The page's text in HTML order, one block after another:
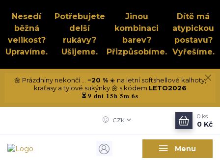
Nesedí
běžná
velikost?
Upravíme.
Potřebujete
delší
rukávy?
Ušijeme.
Jinou
kombinaci
barev?
Přizpůsobíme.
Dítě má
atypickou
postavu?
Vyřešíme.
🌼 Prázdniny nekončí ... −20 %☀️ na letní softshellové kalhoty,
kraťasy a tylové sukýnky 🌼 s kódem LETO2026
⏳9 dní 15h 5m 5s
Menu
CZK
0 ks
0 Kč